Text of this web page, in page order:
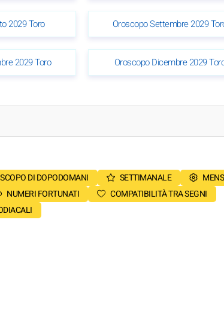
2029 Toro Oroscopo Settembre 2029
2029 Toro Oroscopo Dicembre 2029
DI DOPODOMANI SETTIMANALE
NUMERI FORTUNATI
COMPATIBILITÀ TRA SEGNI